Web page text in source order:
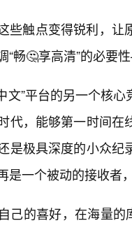
些触点变得锐利，
“畅🤔享高清”的必
文”平台的另一个核
代，能够第一时间
是极具深度的小众
是一个被动的接收者
己的喜好，在海量的